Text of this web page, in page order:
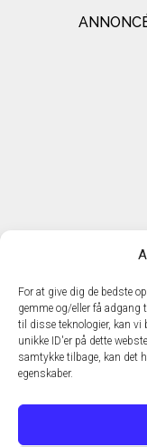
For at give dig de bedste
gemme og/eller få
til disse teknologier, kan
unikke ID'er på dette
samtykke tilbage, kan det
egenskaber.
E-